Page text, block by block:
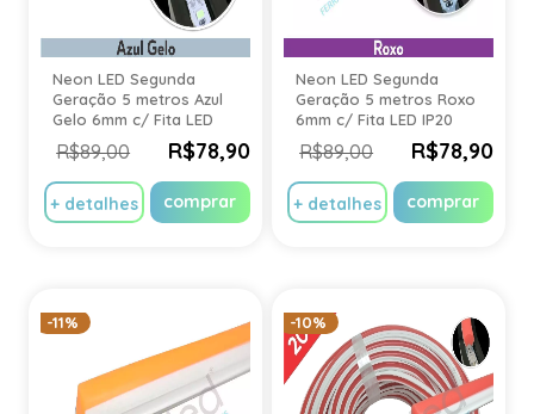
Neon LED Segunda
Geração 5 metros Azul
Gelo 6mm c/ Fita LED
IP20
R$89,00 R$78,90
+ detalhes comprar
Neon LED Segunda
Geração 5 metros Roxo
6mm c/ Fita LED IP20
R$89,00 R$78,90
+ detalhes comprar
-11% -10%